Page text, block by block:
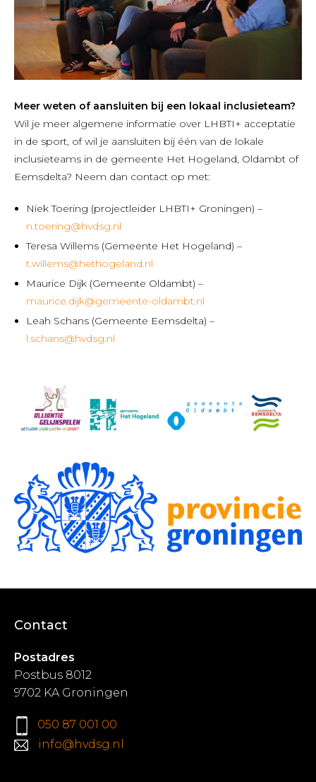
Meer weten of aansluiten bij een lokaal inclusieteam?
Wil je meer algemene informatie over LHBTI+ acceptatie
in de sport, of wil je aansluiten bij één van de lokale
inclusieteams in de gemeente Het Hogeland, Oldambt of
Eemsdelta? Neem dan contact op met:
Niek Toering (projectleider LHBTI+ Groningen) –
n.toering@hvdsg.nl
Teresa Willems (Gemeente Het Hogeland) –
t.willems@hethogeland.nl
Maurice Dijk (Gemeente Oldambt) –
maurice.dijk@gemeente-oldambt.nl
Leah Schans (Gemeente Eemsdelta) –
l.schans@hvdsg.nl
Contact
Postadres
Postbus 8012
9702 KA Groningen
050 87 001 00
info@hvdsg.nl